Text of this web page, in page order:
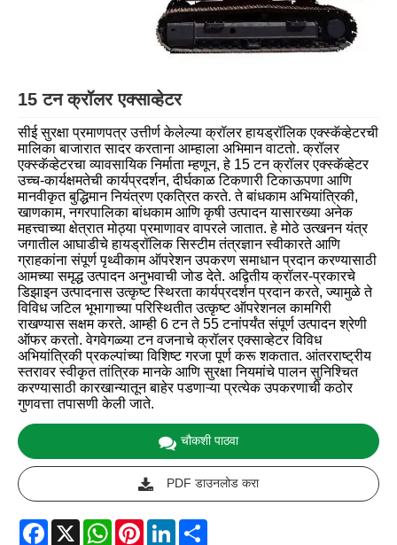
15 टन क्रॉलर एक्साव्हेटर
सीई सुरक्षा प्रमाणपत्र उत्तीर्ण केलेल्या क्रॉलर हायड्रॉलिक एक्स्कॅव्हेटरची
मालिका बाजारात सादर करताना आम्हाला अभिमान वाटतो. क्रॉलर
एक्स्कॅव्हेटरचा व्यावसायिक निर्माता म्हणून, हे 15 टन क्रॉलर एक्स्कॅव्हेटर
उच्च-कार्यक्षमतेची कार्यप्रदर्शन, दीर्घकाळ टिकणारी टिकाऊपणा आणि
मानवीकृत बुद्धिमान नियंत्रण एकत्रित करते. ते बांधकाम अभियांत्रिकी,
खाणकाम, नगरपालिका बांधकाम आणि कृषी उत्पादन यासारख्या अनेक
महत्त्वाच्या क्षेत्रात मोठ्या प्रमाणावर वापरले जातात. हे मोठे उत्खनन यंत्र
जगातील आघाडीचे हायड्रॉलिक सिस्टीम तंत्रज्ञान स्वीकारते आणि
ग्राहकांना संपूर्ण पृथ्वीकाम ऑपरेशन उपकरण समाधान प्रदान करण्यासाठी
आमच्या समृद्ध उत्पादन अनुभवाची जोड देते. अद्वितीय क्रॉलर-प्रकारचे
डिझाइन उत्पादनास उत्कृष्ट स्थिरता कार्यप्रदर्शन प्रदान करते, ज्यामुळे ते
विविध जटिल भूभागाच्या परिस्थितीत उत्कृष्ट ऑपरेशनल कामगिरी
राखण्यास सक्षम करते. आम्ही 6 टन ते 55 टनांपर्यंत संपूर्ण उत्पादन श्रेणी
ऑफर करतो. वेगवेगळ्या टन वजनाचे क्रॉलर एक्साव्हेटर विविध
अभियांत्रिकी प्रकल्पांच्या विशिष्ट गरजा पूर्ण करू शकतात. आंतरराष्ट्रीय
स्तरावर स्वीकृत तांत्रिक मानके आणि सुरक्षा नियमांचे पालन सुनिश्चित
करण्यासाठी कारखान्यातून बाहेर पडणाऱ्या प्रत्येक उपकरणाची कठोर
गुणवत्ता तपासणी केली जाते.
चौकशी पाठवा
PDF डाउनलोड करा
Facebook
X WhatsApp
PinterestLinkedIn